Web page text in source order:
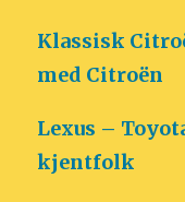
Klassisk
med Citroën
Lexus –
kjentfolk